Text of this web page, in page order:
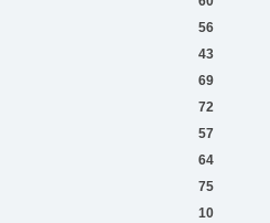
56
43
69
72
57
64
75
10